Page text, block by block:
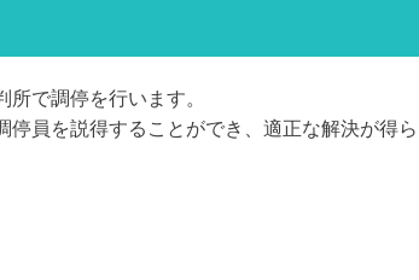
で調停を行います。
員を説得することができ、適正な解決が得ら